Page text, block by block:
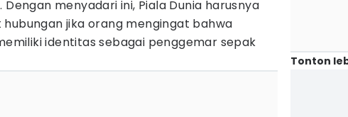
menyadari ini, Piala Dunia harusnya
jika orang mengingat bahwa
identitas sebagai penggemar sepak
Tonton